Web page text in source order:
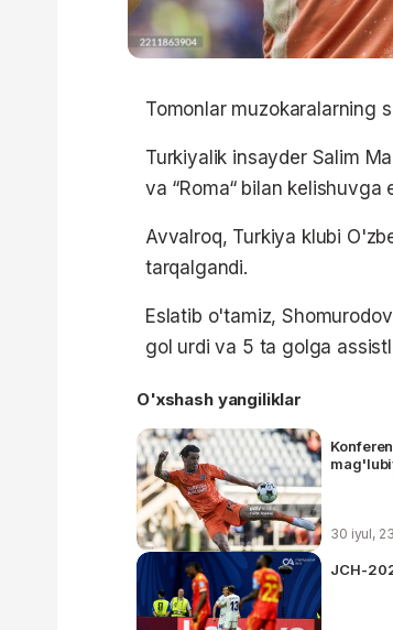
Tomonlar muzokaralarning
Turkiyalik insayder Salim
va “Roma“ bilan kelishuvga
Avvalroq, Turkiya klubi
tarqalgandi.
Eslatib o'tamiz,
gol urdi va 5 ta golga
O'xshash yangiliklar
30 iyul,
JCH-